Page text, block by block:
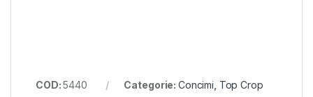
COD:5440 Categorie: Concimi Top Crop